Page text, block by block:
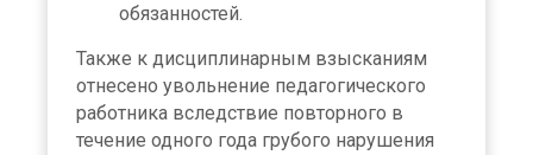
обязанностей.
Также к дисциплинарным взысканиям
отнесено увольнение педагогического
работника вследствие повторного в
течение одного года грубого нарушения